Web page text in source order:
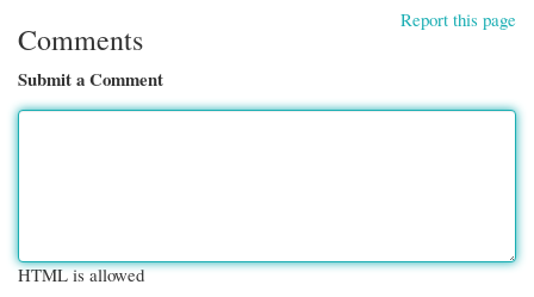
Report this page
Comments
Submit a Comment
HTML is allowed